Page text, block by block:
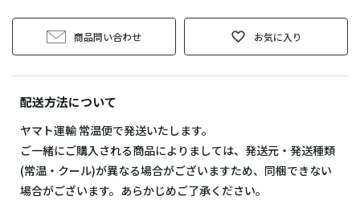
商品問い合わせ お気に入り
配送方法について
ヤマト運輸 常温便で発送いたします。
ご一緒にご購入される商品によりましては、発送元・発送種類
(常温・クール)が異なる場合がございますため、同梱できない
場合がございます。あらかじめご了承ください。